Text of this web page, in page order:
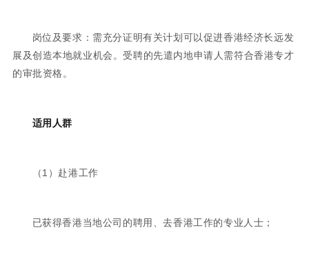
岗位及要求：需充分证明有关计划可以促进香港经济长远发
展及创造本地就业机会。受聘的先遣内地申请人需符合香港专才
的审批资格。
适用人群
（1）赴港工作
已获得香港当地公司的聘用、去香港工作的专业人士；